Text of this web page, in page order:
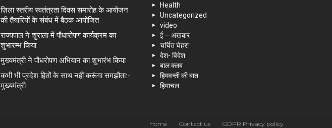
ज़िला स्तरीय स्वतंत्रता दिवस समारोह के आयोजन
की तैयारियों के संबंध में बैठक आयोजित
राज्यपाल ने शुराला में पौधारोपण कार्यक्रम का
शुभारम्भ किया
मुख्यमंत्री ने पौधरोपण अभियान का शुभारंभ किया
कभी भी प्रदेश हितों के साथ नहीं करूंगा समझौता:-
मुख्यमंत्री
Health
Uncategorized
video
ई – अखबार
चर्चित चेहरा
देश- विदेश
बाल क्लब
हिमवन्ती की बात
हिमाचल
Home Contact us GDPR Privacy policy